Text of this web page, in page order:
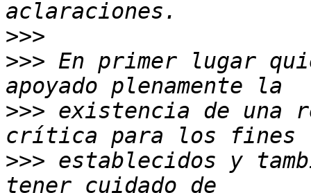
>>>
>>> En primer lugar
>>> existencia de una
>>> establecidos y